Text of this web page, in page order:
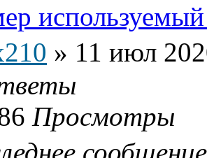
используемый
» 11 июл
Просмотры